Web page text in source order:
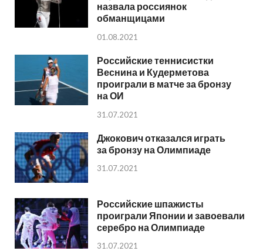
назвала россиянок
обманщицами
01.08.2021
Российские теннисистки
Веснина и Кудерметова
проиграли в матче за бронзу
на ОИ
31.07.2021
Джокович отказался играть
за бронзу на Олимпиаде
31.07.2021
Российские шпажисты
проиграли Японии и завоевали
серебро на Олимпиаде
31.07.2021